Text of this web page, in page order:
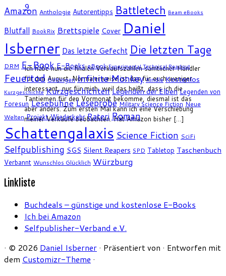
9
Ich habe nun die finalen Verkaufszahlen sämtlicher Händler
für den August. Normalerweise ist das für euch weniger
interessant, nur für mich, weil das heißt, dass ich die
Tantiemen für den Vormonat bekomme, diesmal ist das
aber anders. Zum ersten Mal kann ich eine Verschiebung
meiner Verkäufe beobachten. Hat Amazon bisher […]
Amazon Anthologie Autorentipps Battletech Beam eBooks
Blutfall BookRix Brettspiele Cover Daniel
Isberner Das letzte Gefecht Die letzten Tage
DRM E-Book E-Books eBook Experimental Technical Readout
Feuertod Göttingen Infinite Monkey Kindle Kostenlos
Kurzgeschichte Kurzgeschichten Legenden der Elben Legenden von
Foresun LesebühneLeseprobe Military Science Fiction Neue
Welten Projekt Wiederkehr Rateri Roman
Schattengalaxis Science Fiction SciFi
Selfpublishing SGS Silent Reapers SPD Tabletop Taschenbuch
Verbannt Wunschlos Glücklich Würzburg
Linkliste
Buchdeals – günstige und kostenlose E-Books
Ich bei Amazon
Selfpublisher-Verband e.V.
· © 2026 Daniel Isberner · Präsentiert von · Entworfen mit
dem Customizr-Theme ·